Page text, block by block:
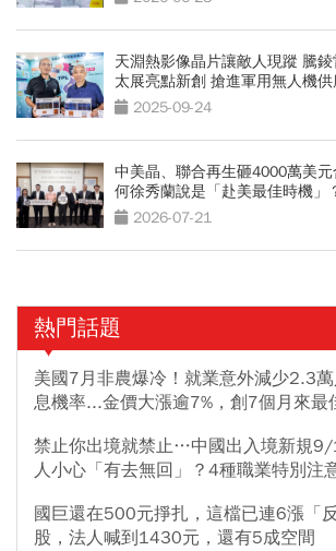
天淵熱影像晶片讓敵人現蹤 騰
太展亮點新創 搶進軍用無人機供
2025-09-24
中美晶、聯合再生砸4000萬美
何徐秀蘭說是「赴美最佳時機」
2026-07-21
熱門話題
美國7月非農爆冷！就業意外減少2.3
息機率...金價大漲逾7%，創7個月來最
禁止你出境就禁止…中國出入境新規
人小心「有去無回」？4種職業特別注
國巨還在500元掙扎，這檔已連6漲「
股，法人喊到1430元，還有5成空間